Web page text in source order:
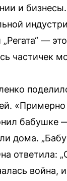
и
—
частичек
бабушке
дома.
ответила:
война,